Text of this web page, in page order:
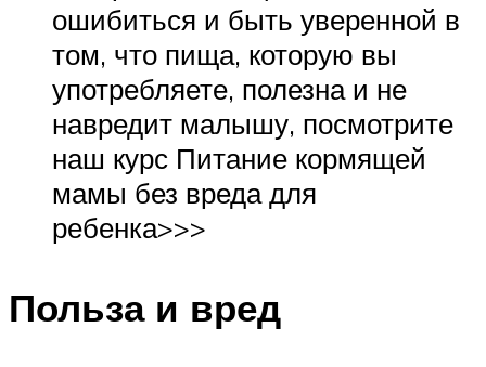
ошибиться и быть уверенной в
том, что пища, которую вы
употребляете, полезна и не
навредит малышу, посмотрите
наш курс Питание кормящей
мамы без вреда для
ребенка>>>
Польза и вред